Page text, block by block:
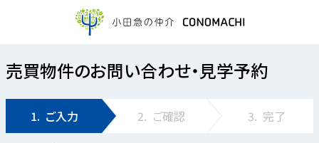
売買物件のお問い合わせ・見学予約
1. ご入力 2. ご確認 3. 完了